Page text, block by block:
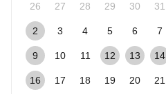
26 27 28 29 30 31
2 3 4 5 6 7
9 10 11 12 13 14
16 17 18 19 20 21